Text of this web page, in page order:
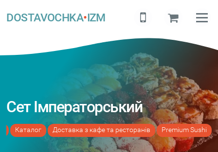
DOSTAVOCHKA•IZM
Сет Імператорський
Каталог Доставка з кафе та ресторанів Premium Sushi